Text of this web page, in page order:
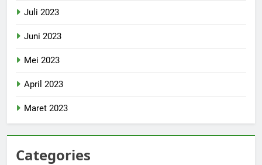
Juli 2023
Juni 2023
Mei 2023
April 2023
Maret 2023
Categories